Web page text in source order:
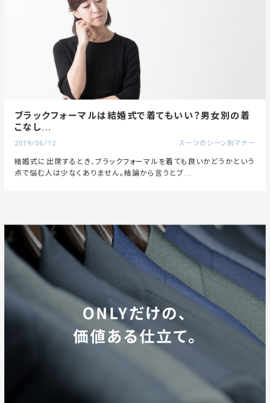
ブラックフォーマルは結婚式で着てもいい？男女別の着
こなし...
2019/06/12 スーツのシーン別マナー
結婚式に出席するとき、ブラックフォーマルを着ても良いかどうかという
点で悩む人は少なくありません。結論から言うとブ...